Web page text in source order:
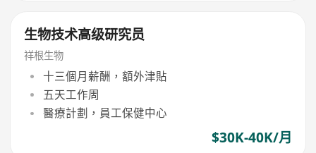
生物技术高级研究员
祥根生物
十三個月薪酬，額外津貼
五天工作周
醫療計劃，員工保健中心
$30K-40K/月